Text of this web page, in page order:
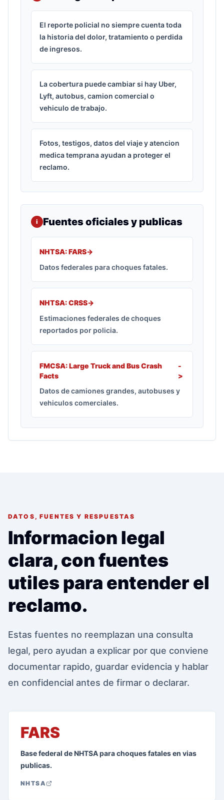
El reporte policial no siempre cuenta toda
la historia del dolor, tratamiento o perdida
de ingresos.
La cobertura puede cambiar si hay Uber,
Lyft, autobus, camion comercial o
vehiculo de trabajo.
Fotos, testigos, datos del viaje y atencion
medica temprana ayudan a proteger el
reclamo.
i Fuentes oficiales y publicas
NHTSA: FARS->
Datos federales para choques fatales.
NHTSA: CRSS->
Estimaciones federales de choques
reportados por policia.
FMCSA: Large Truck and Bus Crash
Facts
-
>
Datos de camiones grandes, autobuses y
vehiculos comerciales.
DATOS, FUENTES Y RESPUESTAS
Informacion legal
clara, con fuentes
utiles para entender el
reclamo.
Estas fuentes no reemplazan una consulta
legal, pero ayudan a explicar por que conviene
documentar rapido, guardar evidencia y hablar
en confidencial antes de firmar o declarar.
FARS
Base federal de NHTSA para choques fatales en vias
publicas.
NHTSA